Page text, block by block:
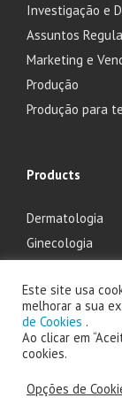
Investigação e
Assuntos
Marketing e
Produção
Produção para
Products
Dermatologia
Ginecologia
2025 Laboratório
Este site usa
melhorar a sua
de Cookies .
Ao clicar em
cookies.
Opções de